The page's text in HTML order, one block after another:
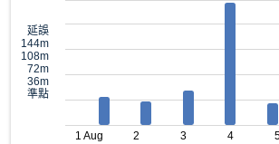
延誤
144m
108m
72m
36m
準點
1 Aug 2 3 4